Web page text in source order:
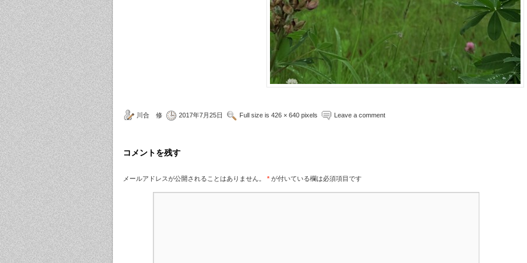
川合 修 2017年7月25日 Full size is 426 × 640 pixels Leave a comment
コメントを残す
メールアドレスが公開されることはありません。 * が付いている欄は必須項目です